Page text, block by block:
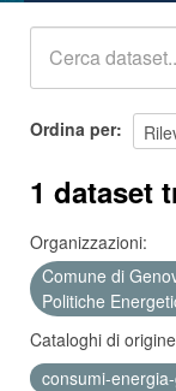
Ordina per
1 dataset
Organizzazioni:
Comune di
Politiche
Cataloghi di
consumi-